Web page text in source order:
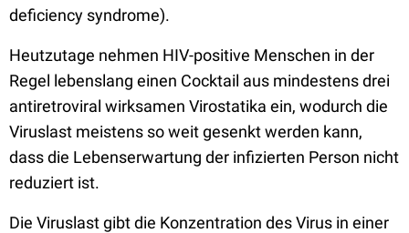
deficiency syndrome).
Heutzutage nehmen HIV-positive Menschen in der
Regel lebenslang einen Cocktail aus mindestens drei
antiretroviral wirksamen Virostatika ein, wodurch die
Viruslast meistens so weit gesenkt werden kann,
dass die Lebenserwartung der infizierten Person nicht
reduziert ist.
Die Viruslast gibt die Konzentration des Virus in einer